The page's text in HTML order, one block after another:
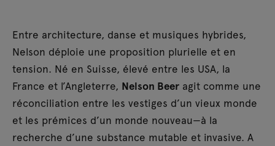
Entre architecture, danse et musiques hybrides,
Nelson déploie une proposition plurielle et en
tension. Né en Suisse, élevé entre les USA, la
France et l’Angleterre, Nelson Beer agit comme une
réconciliation entre les vestiges d’un vieux monde
et les prémices d’un monde nouveau—à la
recherche d’une substance mutable et invasive. A